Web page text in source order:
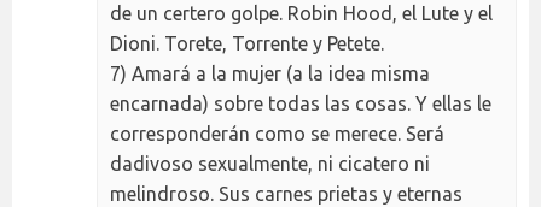
de un certero golpe. Robin Hood, el Lute y el
Dioni. Torete, Torrente y Petete.
7) Amará a la mujer (a la idea misma
encarnada) sobre todas las cosas. Y ellas le
corresponderán como se merece. Será
dadivoso sexualmente, ni cicatero ni
melindroso. Sus carnes prietas y eternas